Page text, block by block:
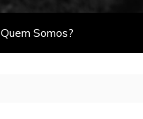
Quem Somos?